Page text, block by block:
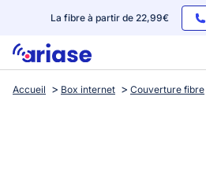
La fibre à partir de 22,99€
Box internet
Accueil Box internet Couverture fibre